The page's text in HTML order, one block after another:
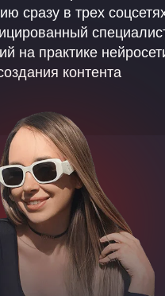
сразу в трех
на практике
контента